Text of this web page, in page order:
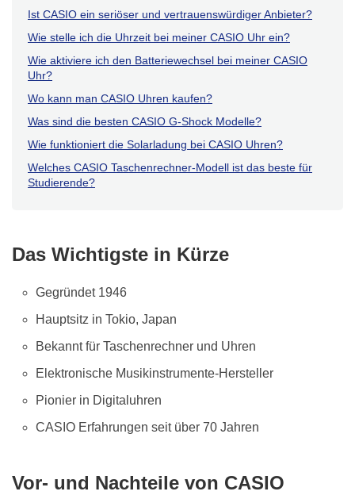
Ist CASIO ein seriöser und vertrauenswürdiger Anbieter?
Wie stelle ich die Uhrzeit bei meiner CASIO Uhr ein?
Wie aktiviere ich den Batteriewechsel bei meiner CASIO
Uhr?
Wo kann man CASIO Uhren kaufen?
Was sind die besten CASIO G-Shock Modelle?
Wie funktioniert die Solarladung bei CASIO Uhren?
Welches CASIO Taschenrechner-Modell ist das beste für
Studierende?
Das Wichtigste in Kürze
Gegründet 1946
Hauptsitz in Tokio, Japan
Bekannt für Taschenrechner und Uhren
Elektronische Musikinstrumente-Hersteller
Pionier in Digitaluhren
CASIO Erfahrungen seit über 70 Jahren
Vor- und Nachteile von CASIO